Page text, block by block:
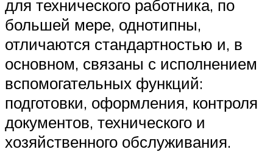
для технического работника, по
большей мере, однотипны,
отличаются стандартностью и, в
основном, связаны с исполнением
вспомогательных функций:
подготовки, оформления, контроля
документов, технического и
хозяйственного обслуживания.